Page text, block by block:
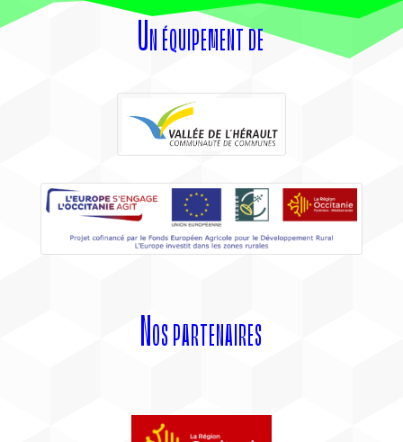
Un équipement de
Nos partenaires